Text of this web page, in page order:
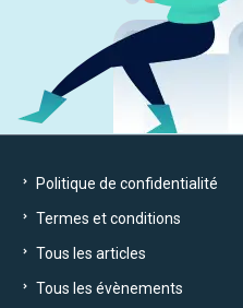
Politique de confidentialité
Termes et conditions
Tous les articles
Tous les évènements